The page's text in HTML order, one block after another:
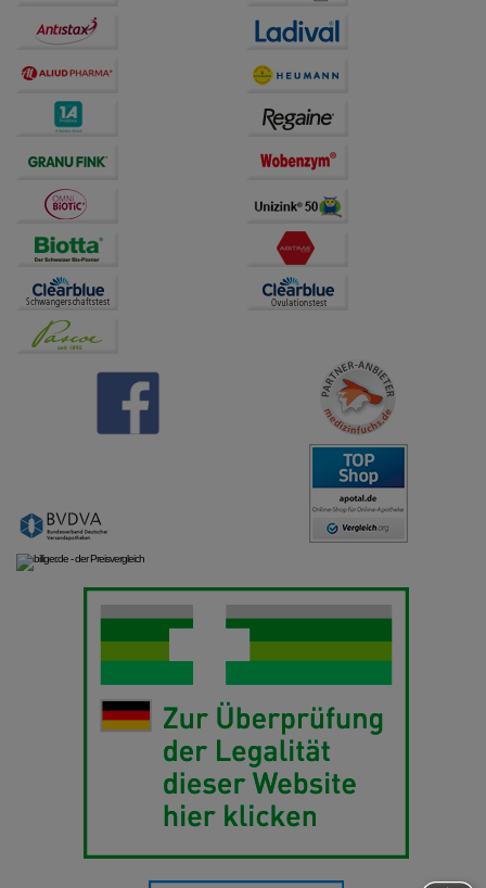
Dritte wie z.B. Google oder soziale Medien
übertragen werden.